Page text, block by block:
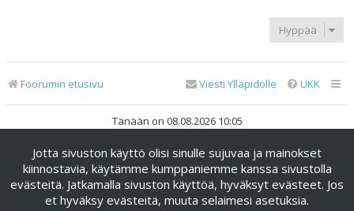
Hyppää
Foorumin etusivu UKK
Viesti Ylläpidolle
Tänään on 08.08.2026 10:05
Keskustelufoorumin ohjelmistophpBB® Forum Software ©
phpBB Limited
Käännös: phpBB Suomi (lurttinen, harritapio, Pettis)
phpBB Metro Theme byPixelGoose Studio
Jotta sivuston käyttö olisi sinulle sujuvaa ja mainokset
kiinnostavia, käytämme kumppaniemme kanssa sivustolla
evästeitä. Jatkamalla sivuston käyttöä, hyväksyt evästeet. Jos
et hyväksy evästeitä, muuta selaimesi asetuksia.